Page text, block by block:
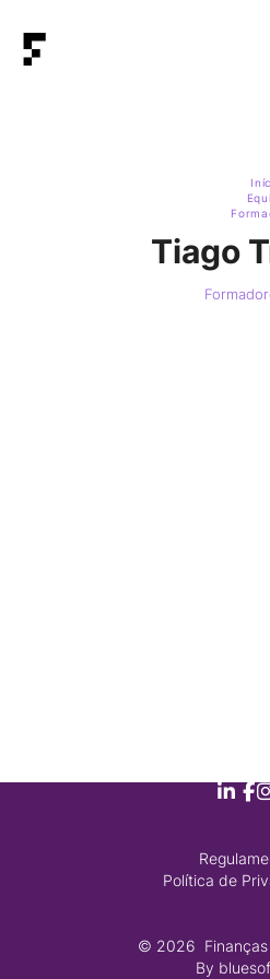
Tiago
© 2026
Política de
By